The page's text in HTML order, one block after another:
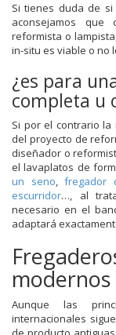
Si tienes duda de
aconsejamos que
reformista o
in-situ es viable o no
¿es para
completa u
Si por el contrario la
del proyecto de
diseñador o
el lavaplatos de
un seno,fregador
escurridor…, al
necesario en el
adaptará
modernos
Aunque las
internacionales